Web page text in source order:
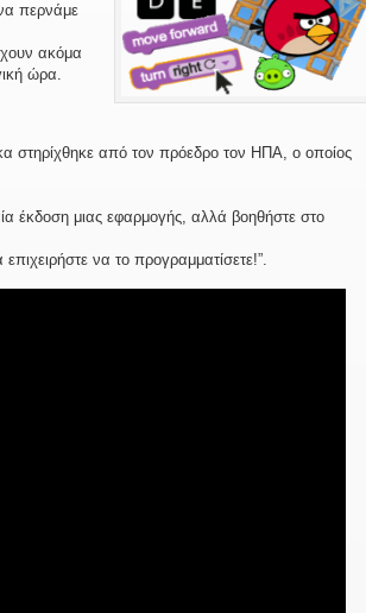
περνάμε
ακόμα
ώρα.
στηρίχθηκε από τον πρόεδρο τον ΗΠΑ, ο οποίος
έκδοση μιας εφαρμογής, αλλά βοηθήστε στο
να το προγραμματίσετε!”.